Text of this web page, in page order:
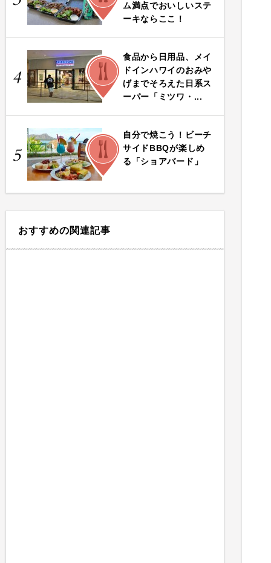
ム満点でおいしいステ
ーキならここ！
4
FOOD
食品から日用品、メイ
ドインハワイのおみや
げまでそろえた日系ス
ーパー「ミツワ・...
5
FOOD
自分で焼こう！ビーチ
サイドBBQが楽しめ
る「ショアバード」
おすすめの関連記事